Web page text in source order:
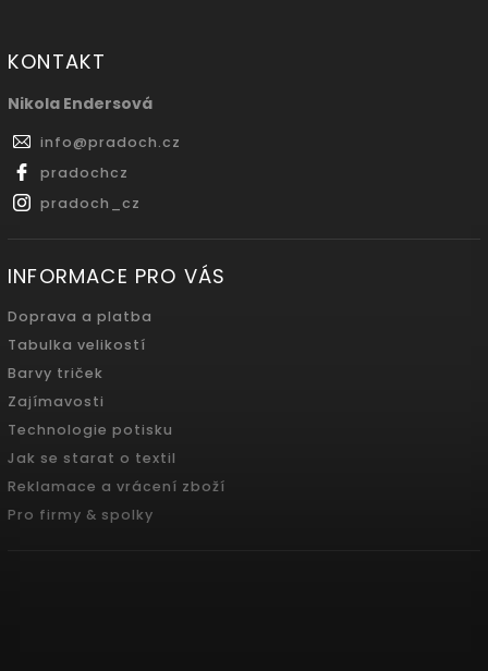
KONTAKT
Nikola Endersová
info@pradoch.cz
pradochcz
pradoch_cz
INFORMACE PRO VÁS
Doprava a platba
Tabulka velikostí
Barvy triček
Zajímavosti
Technologie potisku
Jak se starat o textil
Reklamace a vrácení zboží
Pro firmy & spolky